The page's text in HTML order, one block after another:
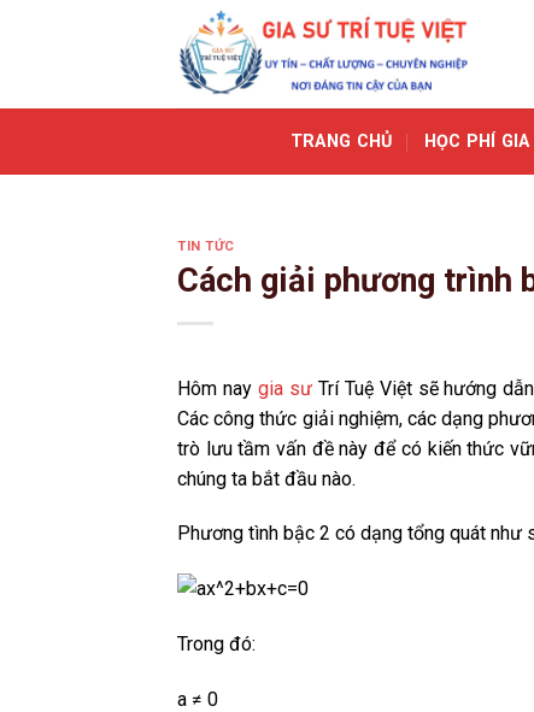
TRANG CHỦ HỌC PHÍ
TIN TỨC
Cách giải phương trình
Hôm nay gia sưTrí Tuệ Việt sẽ hướng
Các công thức giải nghiệm, các dạng
trò lưu tầm vấn đề này để có kiến thức
chúng ta bắt đầu nào.
Phương tình bậc 2 có dạng tổng quát như
Trong đó:
a ≠ 0